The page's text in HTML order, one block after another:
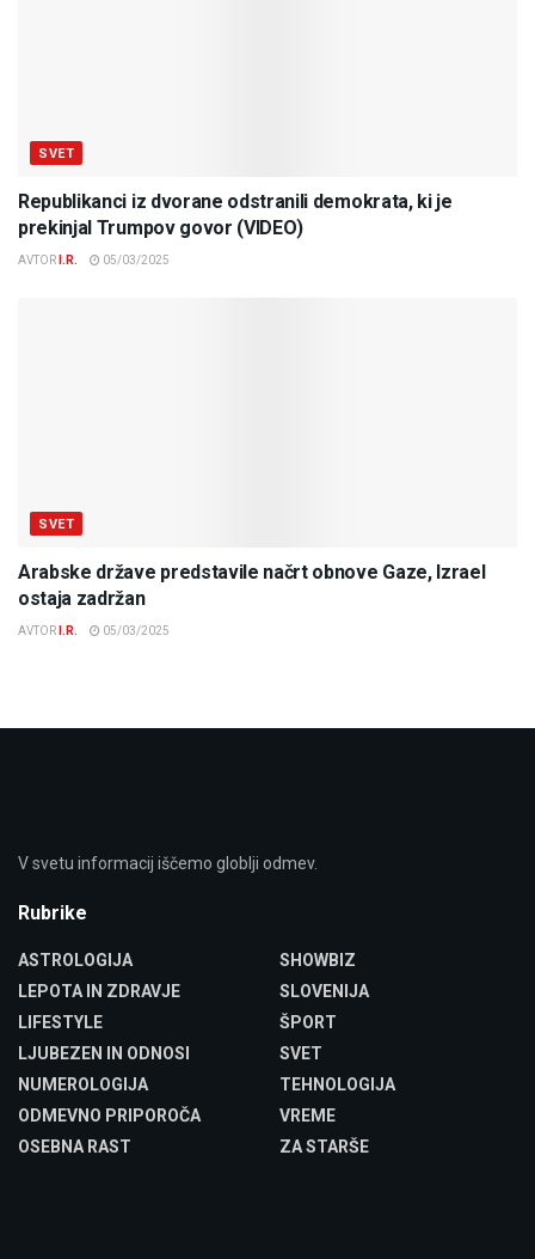
SVET
Republikanci iz dvorane odstranili demokrata, ki je
prekinjal Trumpov govor (VIDEO)
AVTOR I.R. 05/03/2025
SVET
Arabske države predstavile načrt obnove Gaze, Izrael
ostaja zadržan
AVTOR I.R. 05/03/2025
V svetu informacij iščemo globlji odmev.
Rubrike
ASTROLOGIJA
LEPOTA IN ZDRAVJE
LIFESTYLE
LJUBEZEN IN ODNOSI
NUMEROLOGIJA
ODMEVNO PRIPOROČA
OSEBNA RAST
SHOWBIZ
SLOVENIJA
ŠPORT
SVET
TEHNOLOGIJA
VREME
ZA STARŠE